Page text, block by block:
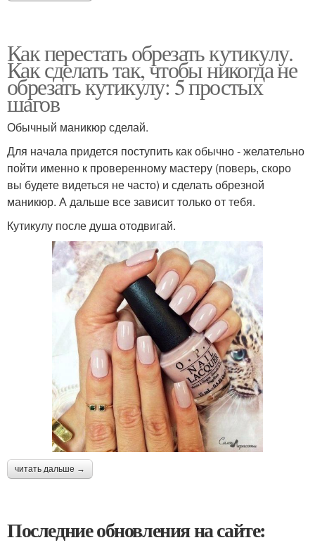
Как перестать обрезать кутикулу.
Как сделать так, чтобы никогда не
обрезать кутикулу: 5 простых
шагов
Обычный маникюр сделай.
Для начала придется поступить как обычно - желательно
пойти именно к проверенному мастеру (поверь, скоро
вы будете видеться не часто) и сделать обрезной
маникюр. А дальше все зависит только от тебя.
Кутикулу после душа отодвигай.
читать дальше →
Последние обновления на сайте: